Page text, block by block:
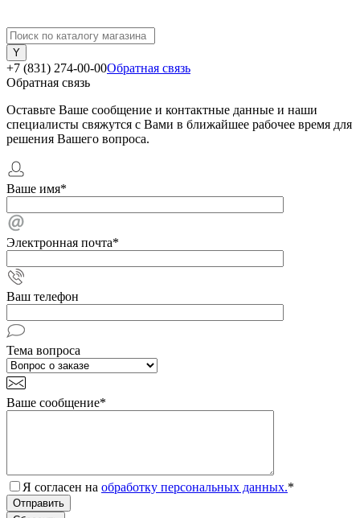
+7 (831) 274-00-00Обратная связь
Обратная связь
Оставьте Ваше сообщение и контактные данные и наши
специалисты свяжутся с Вами в ближайшее рабочее время для
решения Вашего вопроса.
Ваше имя*
Электронная почта*
Ваш телефон
Тема вопроса
Ваше сообщение*
Я согласен на обработку персональных данных.*